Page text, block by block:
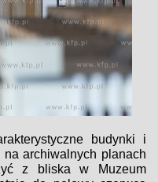
budynki i
na archiwalnych planach
z bliska w Muzeum